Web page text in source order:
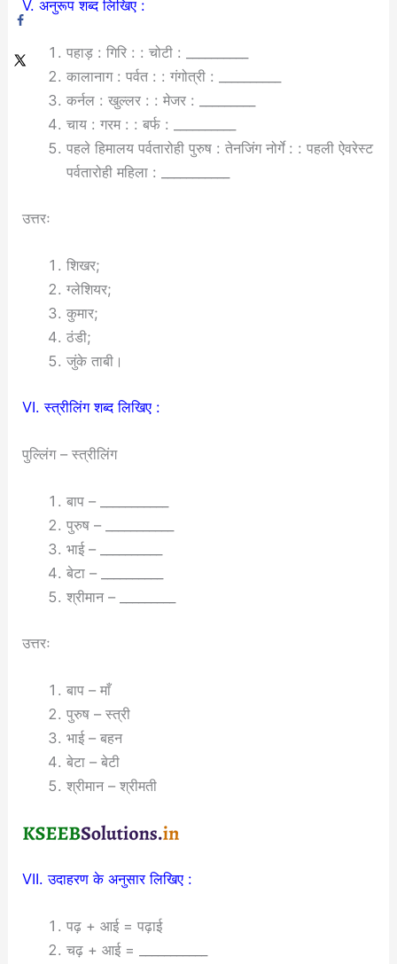
V. अनुरूप शब्द लिखिए :
पहाड़ : गिरि : : चोटी : __________
कालानाग : पर्वत : : गंगोत्री : __________
कर्नल : खुल्लर : : मेजर : _________
चाय : गरम : : बर्फ : __________
पहले हिमालय पर्वतारोही पुरुष : तेनजिंग नोर्गे : : पहली ऐवरेस्ट
पर्वतारोही महिला : ___________
उत्तरः
शिखर;
ग्लेशियर;
कुमार;
ठंडी;
जुंके ताबी।
VI. स्त्रीलिंग शब्द लिखिए :
पुल्लिंग – स्त्रीलिंग
बाप – ___________
पुरुष – ___________
भाई – __________
बेटा – __________
श्रीमान – _________
उत्तरः
बाप – माँ
पुरुष – स्त्री
भाई – बहन
बेटा – बेटी
श्रीमान – श्रीमती
VII. उदाहरण के अनुसार लिखिए :
पढ़ + आई = पढ़ाई
चढ़ + आई = ___________